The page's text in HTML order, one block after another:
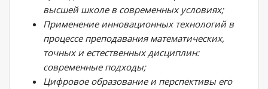
высшей школе в современных условиях;
Применение инновационных технологий в
процессе преподавания математических,
точных и естественных дисциплин:
современные подходы;
Цифровое образование и перспективы его